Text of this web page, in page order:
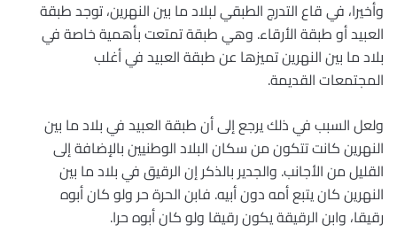
وأخيرا، في قاع التدرج الطبقي لبلاد ما بين النهرين، توجد طبقة
العبيد أو طبقة الأرقاء. وهي طبقة تمتعت بأهمية خاصة في
بلاد ما بين النهرين تميزها عن طبقة العبيد في أغلب
المجتمعات القديمة.
ولعل السبب في ذلك يرجع إلى أن طبقة العبيد في بلاد ما بين
النهرين كانت تتكون من سكان البلاد الوطنيين بالإضافة إلى
القليل من الأجانب. والجدير بالذكر إن الرقيق في بلاد ما بين
النهرين كان يتبع أمه دون أبيه. فابن الحرة حر ولو كان أبوه
رقيقا، وابن الرقيقة يكون رقيقا ولو كان أبوه حرا.